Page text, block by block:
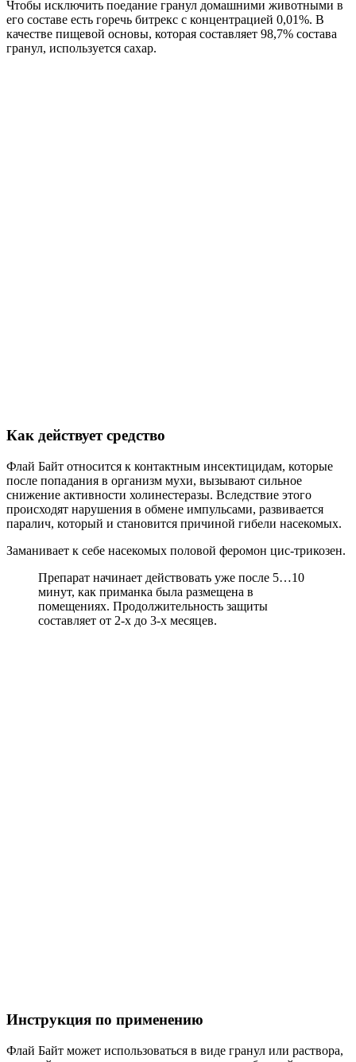
Чтобы исключить поедание гранул домашними животными в
его составе есть горечь битрекс с концентрацией 0,01%. В
качестве пищевой основы, которая составляет 98,7% состава
гранул, используется сахар.
Как действует средство
Флай Байт относится к контактным инсектицидам, которые
после попадания в организм мухи, вызывают сильное
снижение активности холинестеразы. Вследствие этого
происходят нарушения в обмене импульсами, развивается
паралич, который и становится причиной гибели насекомых.
Заманивает к себе насекомых половой феромон цис-трикозен.
Препарат начинает действовать уже после 5…10
минут, как приманка была размещена в
помещениях. Продолжительность защиты
составляет от 2-х до 3-х месяцев.
Инструкция по применению
Флай Байт может использоваться в виде гранул или раствора,